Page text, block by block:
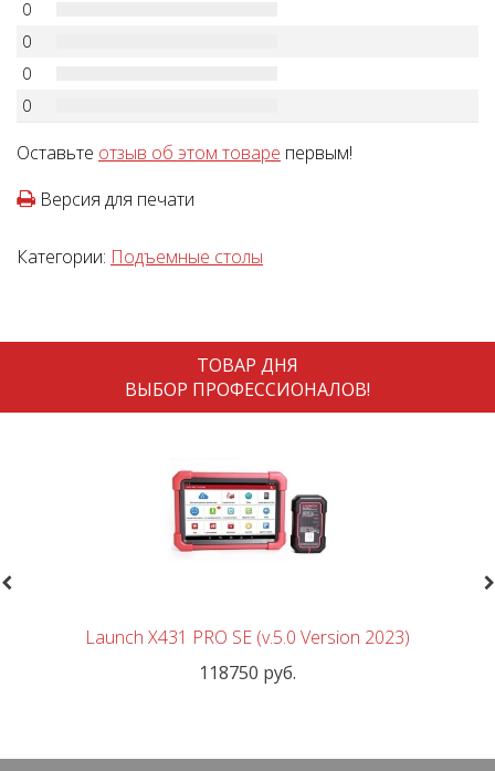
0
0
0
0
Оставьте отзыв об этом товаре первым!
Версия для печати
Категории: Подъемные столы
ТОВАР ДНЯ
ВЫБОР ПРОФЕССИОНАЛОВ!
Launch X431 PRO SE (v.5.0 Version 2023)
118750 руб.